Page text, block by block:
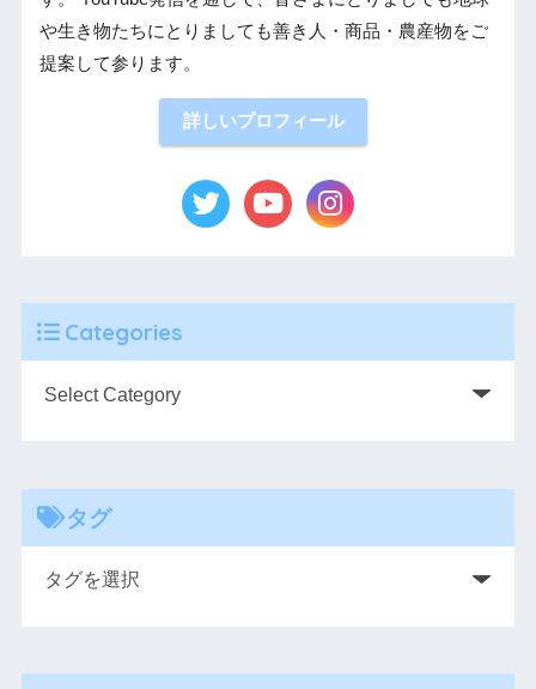
や生き物たちにとりましても善き人・商品・農産物をご
提案して参ります。
詳しいプロフィール
Categories
タグ